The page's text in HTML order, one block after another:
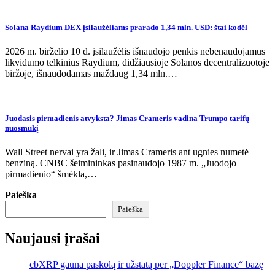
Solana Raydium DEX įsilaužėliams prarado 1,34 mln. USD: štai kodėl
2026 m. birželio 10 d. įsilaužėlis išnaudojo penkis nebenaudojamus
likvidumo telkinius Raydium, didžiausioje Solanos decentralizuotoje
biržoje, išnaudodamas maždaug 1,34 mln.…
Juodasis pirmadienis atvyksta? Jimas Crameris vadina Trumpo tarifų
nuosmukį
Wall Street nervai yra žali, ir Jimas Crameris ant ugnies numetė
benziną. CNBC šeimininkas pasinaudojo 1987 m. „Juodojo
pirmadienio“ šmėkla,…
Paieška
Paieška
Naujausi įrašai
cbXRP gauna paskolą ir užstatą per „Doppler Finance“ bazę